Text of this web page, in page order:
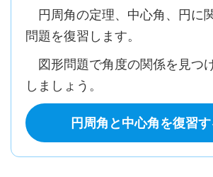
円周角の定理、中心角、円に
問題を復習します。
図形問題で角度の関係を見つ
しましょう。
円周角と中心角を復習す